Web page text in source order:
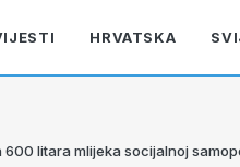
HRVATSKA
litara mlijeka socijalnoj